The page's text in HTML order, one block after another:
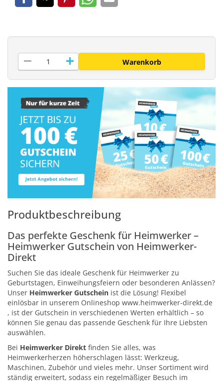
remove add Warenkorb
Produktbeschreibung
Das perfekte Geschenk für Heimwerker –
Heimwerker Gutschein von Heimwerker-
Direkt
Suchen Sie das ideale Geschenk für Heimwerker zu
Geburtstagen, Einweihungsfeiern oder besonderen Anlässen?
Unser Heimwerker Gutschein ist die Lösung! Flexibel
einlösbar in unserem Onlineshop www.heimwerker-direkt.de
, ist der Gutschein in verschiedenen Werten erhältlich – so
können Sie genau das passende Geschenk für Ihre Liebsten
auswählen.
Bei Heimwerker Direkt finden Sie alles, was
Heimwerkerherzen höherschlagen lässt: Werkzeug,
Maschinen, Zubehör und vieles mehr. Unser Sortiment wird
ständig erweitert, sodass ein regelmäßiger Besuch im